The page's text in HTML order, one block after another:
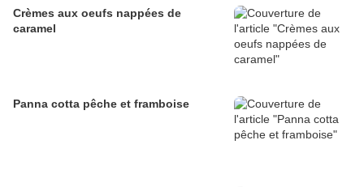
Crèmes aux oeufs nappées de
caramel
Panna cotta pêche et framboise